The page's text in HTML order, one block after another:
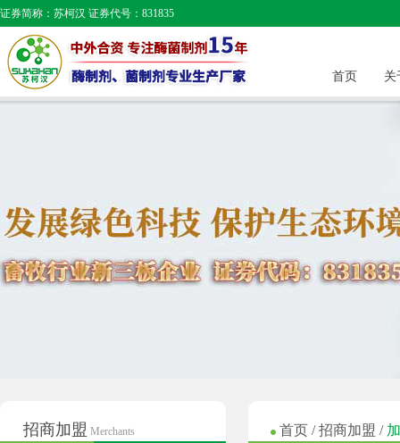
证券简称：苏柯汉 证券代号：831835
首页 关
招商加盟 Merchants 首页 /招商加盟 /